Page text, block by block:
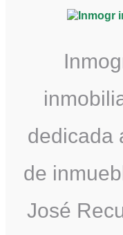
dedicada
de
José